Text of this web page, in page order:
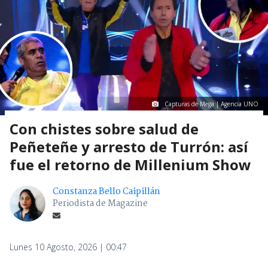
Capturas de Mega | Agencia UNO
Con chistes sobre salud de
Peñeteñe y arresto de Turrón: así
fue el retorno de Millenium Show
Constanza Bello Caipillán
Periodista de Magazine
Lunes 10 Agosto, 2026 | 00:47